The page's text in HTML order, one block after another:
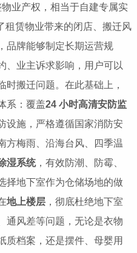
业产权，相当于自建专属实
租赁物业带来的闭店、搬迁风
品牌能够制定长期运营规
、业主诉求影响，用户可以
时搬迁问题。在此基础上，
系：覆盖24 小时高清安防监
设施，严格遵循国家消防安
方梅雨、沿海台风、四季温
湿系统，有效防潮、防霉、
择地下室作为仓储场地的做
地上楼层，彻底杜绝地下室
通风差等问题，无论是衣物
质档案，还是摆件、母婴用